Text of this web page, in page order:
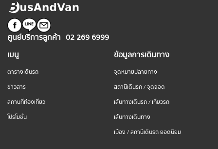
ศูนย์บริการลูกค้า 02 269 6999
เมนู
ตารางเดินรถ
ข่าวสาร
สถานที่ท่องเที่ยว
โปรโมชั่น
ข้อมูลการเดินทาง
จุดหมายปลายทาง
สถานีเดินรถ / จุดจอด
เส้นทางเดินรถ / เที่ยวรถ
เส้นทางเดินทาง
เมือง / สถานีเดินรถ ยอดนิยม